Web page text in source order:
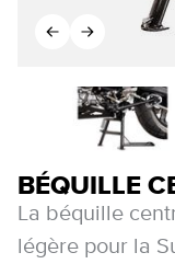
BÉQUILLE
La béquille
légère pour la